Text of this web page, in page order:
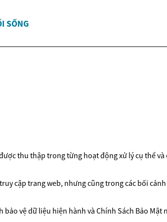
SỐNG
thu thập trong từng hoạt động xử lý cụ thể
cập trang web, nhưng cũng trong các bối
vệ dữ liệu hiện hành và Chính Sách Bảo Mật